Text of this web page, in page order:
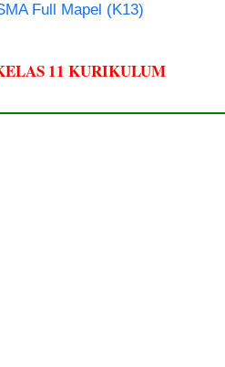
Full Mapel (K13)
11 KURIKULUM